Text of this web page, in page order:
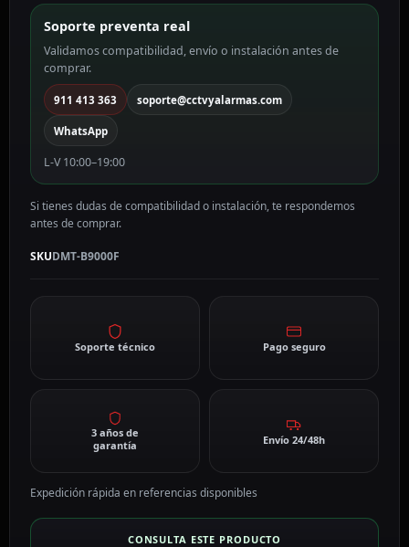
cantidad
Soporte preventa real
Validamos compatibilidad, envío o instalación antes de
comprar.
911 413 363 soporte@cctvyalarmas.com
WhatsApp
L-V 10:00–19:00
Si tienes dudas de compatibilidad o instalación, te respondemos
antes de comprar.
SKUDMT-B9000F
Soporte técnico Pago seguro
3 años de
garantía
Envío 24/48h
Expedición rápida en referencias disponibles
CONSULTA ESTE PRODUCTO